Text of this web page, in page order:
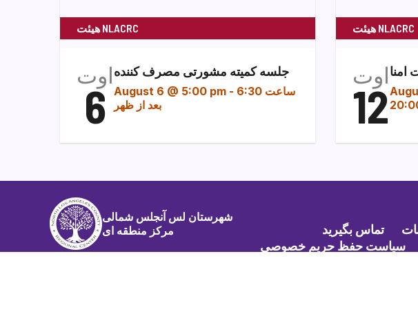
هیئت NLACRC
اوت
6
جلسه کمیته مشورتی مصرف کننده
August 6 @ 5:00 pm - ساعت 6:30
بعد از ظهر
هیئت NLACRC
اوت
12
امنا
شهرستان لس آنجلس شمالی
مرکز منطقه ای
تماس بگیرید
سیاست حفظ حریم خصوصی